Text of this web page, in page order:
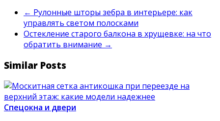
← Рулонные шторы зебра в интерьере: как
управлять светом полосками
Остекление старого балкона в хрущевке: на что
обратить внимание →
Similar Posts
Спецокна и двери